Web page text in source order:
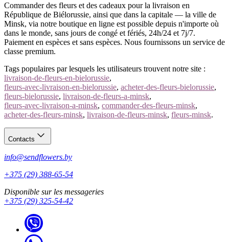
Commander des fleurs et des cadeaux pour la livraison en
République de Biélorussie, ainsi que dans la capitale — la ville de
Minsk, via notre boutique en ligne est possible depuis n'importe où
dans le monde, sans jours de congé et fériés, 24h/24 et 7j/7.
Paiement en espèces et sans espèces. Nous fournissons un service de
classe premium.
Tags populaires par lesquels les utilisateurs trouvent notre site :
livraison-de-fleurs-en-bielorussie,
fleurs-avec-livraison-en-bielorussie, acheter-des-fleurs-bielorussie,
fleurs-bielorussie, livraison-de-fleurs-a-minsk,
fleurs-avec-livraison-a-minsk, commander-des-fleurs-minsk,
acheter-des-fleurs-minsk, livraison-de-fleurs-minsk, fleurs-minsk.
Contacts
info@sendflowers.by
+375 (29) 388-65-54
Disponible sur les messageries
+375 (29) 325-54-42